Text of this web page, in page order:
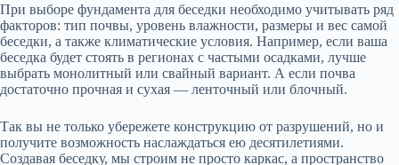
При выборе фундамента для беседки необходимо учитывать ряд
факторов: тип почвы, уровень влажности, размеры и вес самой
беседки, а также климатические условия. Например, если ваша
беседка будет стоять в регионах с частыми осадками, лучше
выбрать монолитный или свайный вариант. А если почва
достаточно прочная и сухая — ленточный или блочный.
Так вы не только убережете конструкцию от разрушений, но и
получите возможность наслаждаться ею десятилетиями.
Создавая беседку, мы строим не просто каркас, а пространство